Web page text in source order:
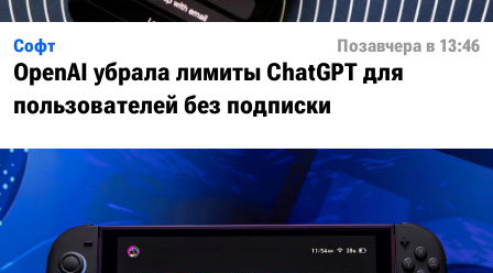
Софт Позавчера в 13:46
OpenAI убрала лимиты ChatGPT для
пользователей без подписки